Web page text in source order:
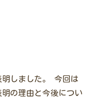
しました。
今回は
の理由と今後につい